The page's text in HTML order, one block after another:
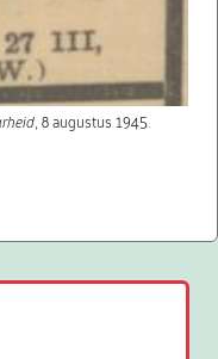
, 8 augustus 1945.